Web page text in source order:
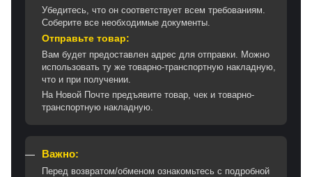
Убедитесь, что он соответствует всем требованиям.
Соберите все необходимые документы.
Отправьте товар:
Вам будет предоставлен адрес для отправки. Можно
использовать ту же товарно-транспортную накладную,
что и при получении.
На Новой Почте предъявите товар, чек и товарно-
транспортную накладную.
Важно:
Перед возвратом/обменом ознакомьтесь с подробной